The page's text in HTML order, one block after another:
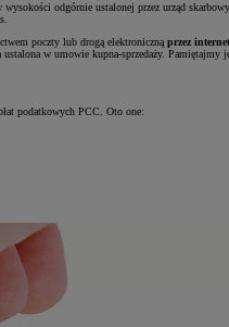
odgórnie ustalonej przez urząd
poczty lub drogą elektroniczną przez internet
w umowie kupna-sprzedaży.
podatkowych PCC. Oto one: